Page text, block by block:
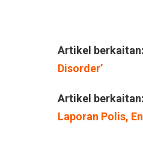
Artikel berkaitan:
Disorder’
Artikel berkaitan:
Laporan Polis,